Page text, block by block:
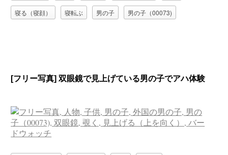
寝る（寝顔） 寝転ぶ 男の子 男の子（00073)
[フリー写真] 双眼鏡で見上げている男の子でアハ体験